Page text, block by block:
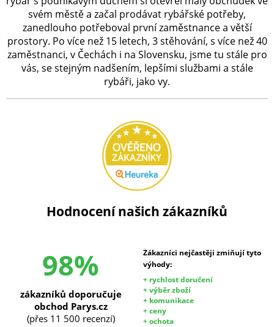
svém městě a začal prodávat rybářské potřeby,
zanedlouho potřeboval první zaměstnance a větší
prostory. Po více než 15 letech, 3 stěhování, s více než 40
zaměstnanci, v Čechách i na Slovensku, jsme tu stále pro
vás, se stejným nadšením, lepšími službami a stále
rybáři, jako vy.
Hodnocení našich zákazníků
98%
Zákazníci nejčastěji zmiňují tyto
výhody:
+ rychlost doručení
+ výběr zboží
+ komunikace
+ ceny
+ ochota
zákazníků doporučuje
obchod Parys.cz
(přes 11 500 recenzí)